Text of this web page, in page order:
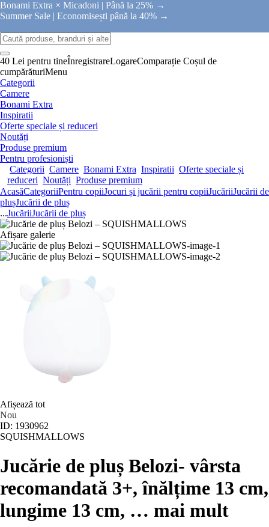
Bonami Extra × Micadoni | Până la 25% →
Summer Sale | Economisești până la 40% →
40 Lei pentru tineÎnregistrareLogareComparație Coșul de
cumpărăturiMenu
Categorii
Camere
Bonami Extra
Inspiratii
Oferte speciale și reduceri
Noutăți
Produse premium
Pentru profesioniști
Categorii Camere Bonami Extra Inspiratii Oferte speciale și
reduceri Noutăți Produse premium
AcasăCategoriiPentru copiiJocuri și jucării pentru copiiJucăriiJucării de
plușJucării de pluș
...JucăriiJucării de pluș
Afișare galerie
Afișează tot
Nou
ID: 1930962
SQUISHMALLOWS
Jucărie de pluș Belozi- vârsta
recomandată 3+, înălțime 13 cm,
lungime 13 cm, … mai mult